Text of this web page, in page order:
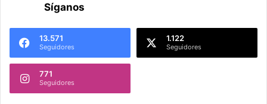
Síganos
13.571
Seguidores
1.122
Seguidores
771
Seguidores